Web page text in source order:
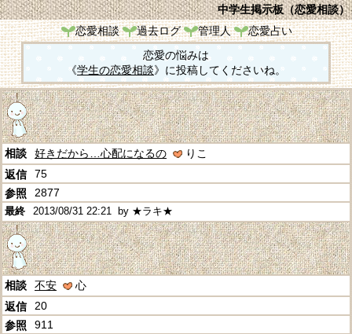
中学生掲示板（恋愛相談）
恋愛相談
過去ログ 管理人
恋愛占い
恋愛の悩みは
《学生の恋愛相談》に投稿してくださいね。
好きだから…心配になるの
りこ
75
2877
2013/08/31 22:21 by ★ラキ★
不安
心
20
911